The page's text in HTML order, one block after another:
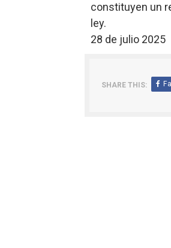
constituyen un
ley.
28 de julio 2025
SHARE THIS: